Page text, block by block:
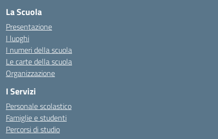
La Scuola
Presentazione
I luoghi
I numeri della scuola
Le carte della scuola
Organizzazione
I Servizi
Personale scolastico
Famiglie e studenti
Percorsi di studio